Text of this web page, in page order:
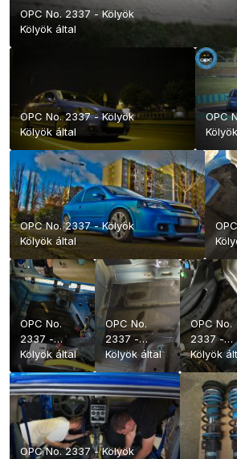
OPC No. 2337 - Kölyök
Kölyök által
OPC No. 2337 - Kölyök
Kölyökáltal
OPC
Kölyök
OPC No. 2337 - Kölyök
Kölyökáltal
OPC No.
2337 -
Kölyök
2014.08.15.
Kölyökáltal
OPC No.
2337 -
Kölyök
2014.08.15.
Kölyökáltal
OPC No.
2337 -
Kölyök
Kölyök
OPC No. 2337 - Kölyök